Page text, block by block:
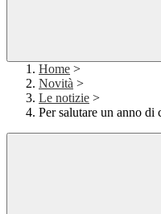
Home >
Novità >
Le notizie >
Per salutare un anno di